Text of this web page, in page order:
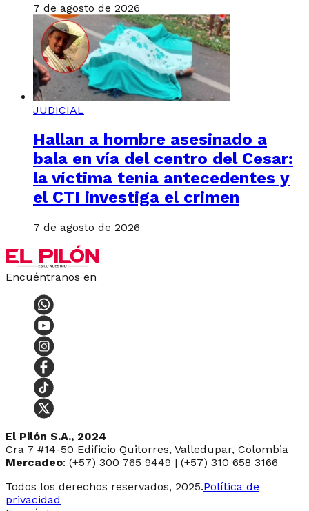
7 de agosto de 2026
JUDICIAL
Hallan a hombre asesinado a
bala en vía del centro del Cesar:
la víctima tenía antecedentes y
el CTI investiga el crimen
7 de agosto de 2026
Encuéntranos en
El Pilón S.A., 2024
Cra 7 #14-50 Edificio Quitorres, Valledupar, Colombia
Mercadeo: (+57) 300 765 9449 | (+57) 310 658 3166
Todos los derechos reservados, 2025.Política de
privacidad